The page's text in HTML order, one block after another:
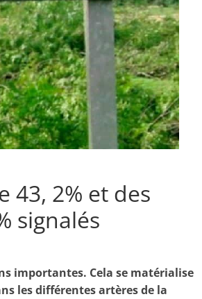
43, 2% et des
signalés
importantes. Cela se matérialise
les différentes artères de la